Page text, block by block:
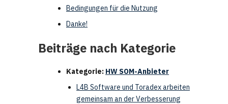
Bedingungen für die Nutzung
Danke!
Beiträge nach Kategorie
Kategorie: HW SOM-Anbieter
L4B Software und Toradex arbeiten
gemeinsam an der Verbesserung